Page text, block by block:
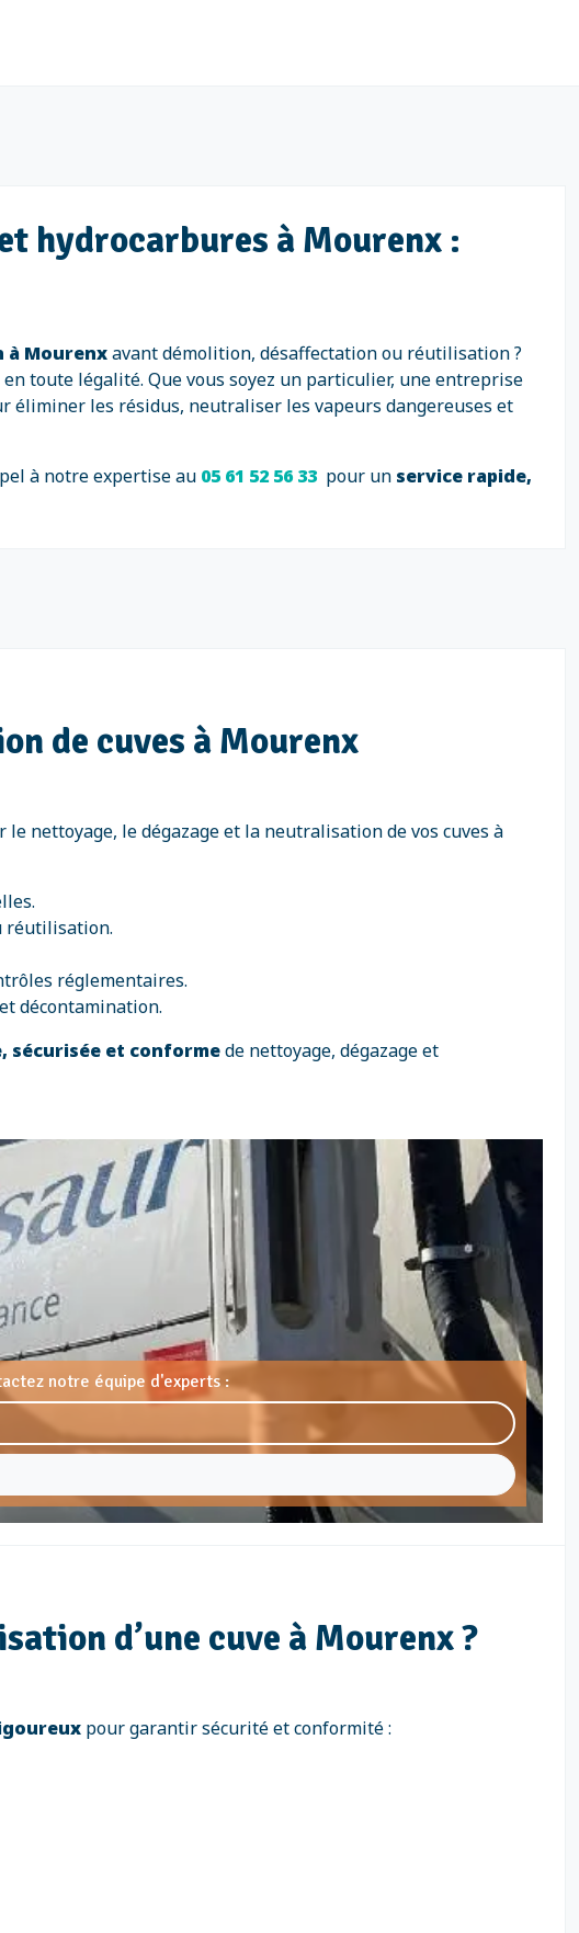
hydrocarbures à Mourenx :
à Mourenxavant démolition, désaffectation ou réutilisation ?
toute légalité. Que vous soyez un particulier, une entreprise
éliminer les résidus, neutraliser les vapeurs dangereuses et
à notre expertise au 05 61 52 56 33 pour un service rapide,
de cuves à Mourenx
le nettoyage, le dégazage et la neutralisation de vos cuves à
réutilisation.
réglementaires.
décontamination.
sécurisée et conformede nettoyage, dégazage et
notre équipe d'experts :
d’une cuve à Mourenx ?
pour garantir sécurité et conformité :